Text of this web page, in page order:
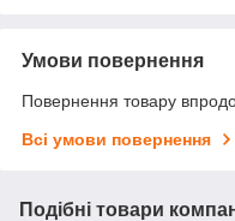
Умови повернення
Повернення товару
Всі умови повернення
Подібні товари